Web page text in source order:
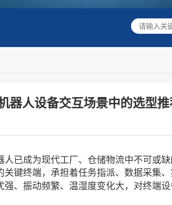
器人设备交互场景中的选型
成为现代工厂、仓储物流中不可或缺
键终端，承担着任务指派、数据采集、
、振动频繁、温湿度变化大，对终端